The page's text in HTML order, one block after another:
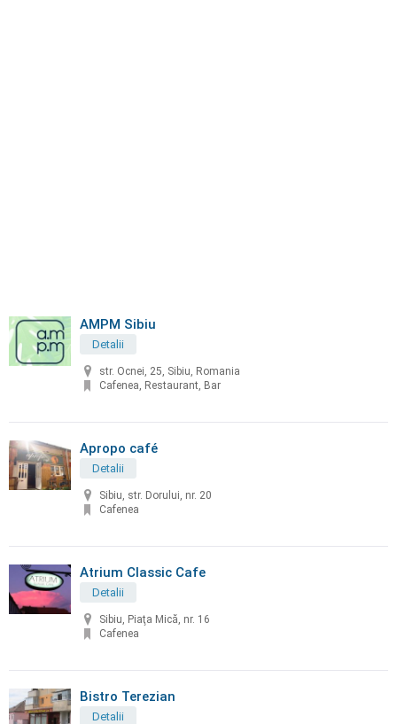
AMPM Sibiu
Detalii
str. Ocnei, 25, Sibiu, Romania
Cafenea, Restaurant, Bar
Apropo café
Detalii
Sibiu, str. Dorului, nr. 20
Cafenea
Atrium Classic Cafe
Detalii
Sibiu, Piaţa Mică, nr. 16
Cafenea
Bistro Terezian
Detalii